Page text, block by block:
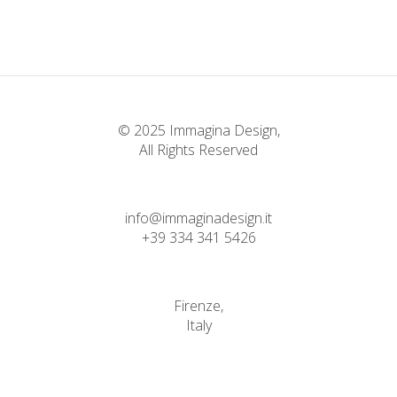
© 2025 Immagina Design,
All Rights Reserved
info@immaginadesign.it
+39 334 341 5426
Firenze,
Italy